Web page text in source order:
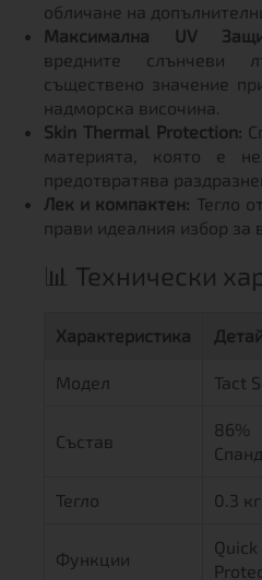
обличане на
Максимална UV
вредните
съществено значение
надморска височина.
Skin Thermal Protection:
материята, която е
предотвратява
Лек и компактен: Тегло
прави идеалния избор за
📊 Технически
Характеристика
Модел Tact
Състав
Тегло 0.3
Функции